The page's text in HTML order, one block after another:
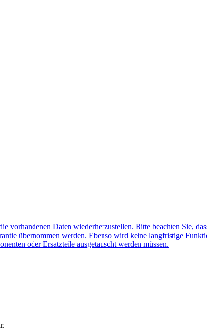
vorhandenen Daten wiederherzustellen. Bitte beachten Sie,
übernommen werden. Ebenso wird keine langfristige
oder Ersatzteile ausgetauscht werden müssen.